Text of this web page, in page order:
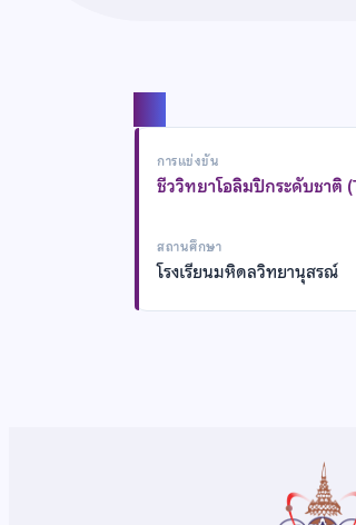
การแข่งขัน
ชีววิทยาโอลิมปิกระดับชาติ
สถานศึกษา
โรงเรียนมหิดลวิทยานุสรณ์